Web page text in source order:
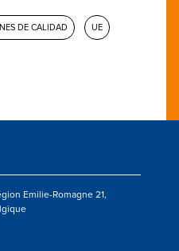
DE CALIDAD UE
Emilie-Romagne 21,